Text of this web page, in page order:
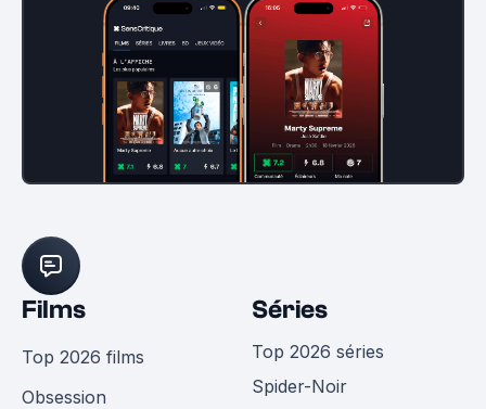
Films
Top 2026 films
Obsession
Séries
Top 2026 séries
Spider-Noir